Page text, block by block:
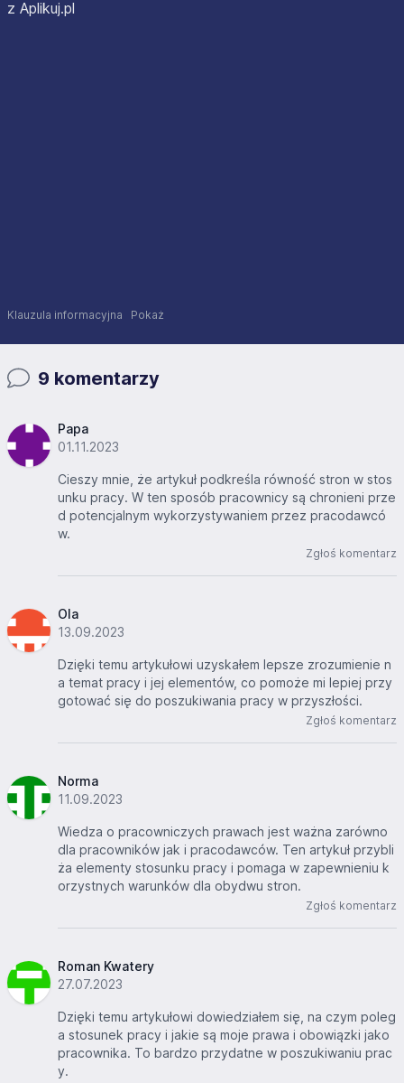
z Aplikuj.pl
Klauzula informacyjna Pokaż
9 komentarzy
Papa
01.11.2023
Cieszy mnie, że artykuł podkreśla równość stron w stos
unku pracy. W ten sposób pracownicy są chronieni prze
d potencjalnym wykorzystywaniem przez pracodawcó
w.
Zgłoś komentarz
Ola
13.09.2023
Dzięki temu artykułowi uzyskałem lepsze zrozumienie n
a temat pracy i jej elementów, co pomoże mi lepiej przy
gotować się do poszukiwania pracy w przyszłości.
Zgłoś komentarz
Norma
11.09.2023
Wiedza o pracowniczych prawach jest ważna zarówno
dla pracowników jak i pracodawców. Ten artykuł przybli
ża elementy stosunku pracy i pomaga w zapewnieniu k
orzystnych warunków dla obydwu stron.
Zgłoś komentarz
Roman Kwatery
27.07.2023
Dzięki temu artykułowi dowiedziałem się, na czym poleg
a stosunek pracy i jakie są moje prawa i obowiązki jako
pracownika. To bardzo przydatne w poszukiwaniu prac
y.